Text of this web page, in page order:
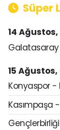
Süper
14
15
Konyaspor -
Kasımpaşa